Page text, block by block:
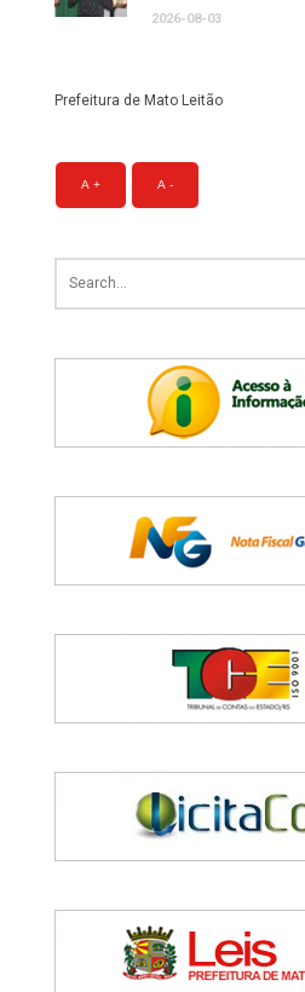
2026-08-03
Prefeitura de Mato Leitão
A + A -